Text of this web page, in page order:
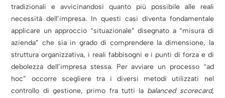
tradizionali e avvicinandosi quanto più possibile alle reali
necessità dell’impresa. In questi casi diventa fondamentale
applicare un approccio “situazionale” disegnato a “misura di
azienda” che sia in grado di comprendere la dimensione, la
struttura organizzativa, i reali fabbisogni e i punti di forza e di
debolezza dell’impresa stessa. Per avviare un processo “ad
hoc” occorre scegliere tra i diversi metodi utilizzati nel
controllo di gestione, primo fra tutti la balanced scorecard,